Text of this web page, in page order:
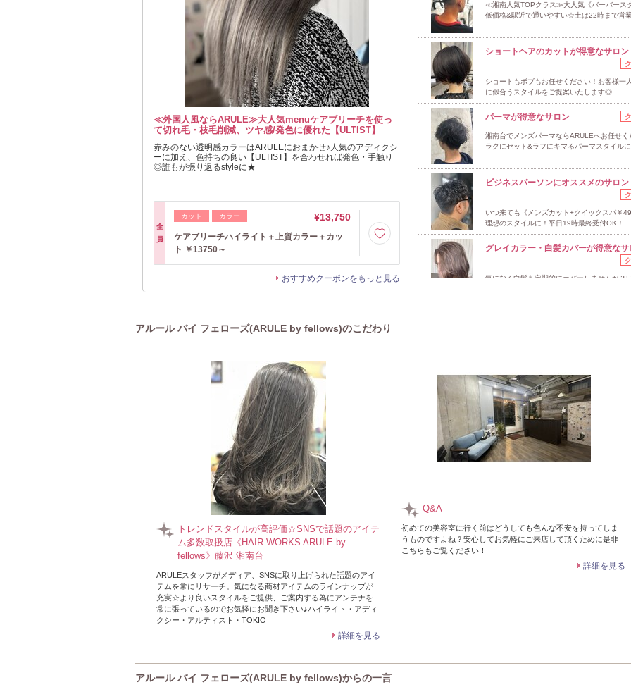
≪外国人風ならARULE≫大人気menuケアブリーチを使っ
て切れ毛・枝毛削減、ツヤ感/発色に優れた【ULTIST】
赤みのない透明感カラーはARULEにおまかせ♪人気のアディクシ
ーに加え、色持ちの良い【ULTIST】を合わせれば発色・手触り
◎誰もが振り返るstyleに★
全
員
カット カラー ¥13,750
ケアブリーチハイライト＋上質カラー＋カッ
ト ￥13750～
おすすめクーポンをもっと見る
≪湘南人気TOPクラス≫大人気《バーバース
低価格&駅近で通いやすい☆土は22時まで営
ショートヘアのカットが得意なサロン
ショートもボブもお任せください！お客様一
に似合うスタイルをご提案いたします◎
パーマが得意なサロン
湘南台でメンズパーマならARULEへお任せく
ラクにセット&ラフにキマるパーマスタイル
ビジネスパーソンにオススメのサロン
いつ来ても《メンズカット+クイックスパ￥
理想のスタイルに！平日19時最終受付OK！
グレイカラー・白髪カバーが得意なサ
気になる白髪も定期的にカバーしませんか？
アルール バイ フェローズ(ARULE by fellows)のこだわり
トレンドスタイルが高評価☆SNSで話題のアイテ
ム多数取扱店《HAIR WORKS ARULE by
fellows》藤沢 湘南台
ARULEスタッフがメディア、SNSに取り上げられた話題のアイ
テムを常にリサーチ。気になる商材アイテムのラインナップが
充実☆より良いスタイルをご提供、ご案内する為にアンテナを
常に張っているのでお気軽にお聞き下さい♪ハイライト・アディ
クシー・アルティスト・TOKIO
詳細を見る
Q&A
初めての美容室に行く前はどうしても色んな不安を持ってしま
うものですよね？安心してお気軽にご来店して頂くために是非
こちらもご覧ください！
詳細を見る
アルール バイ フェローズ(ARULE by fellows)からの一言